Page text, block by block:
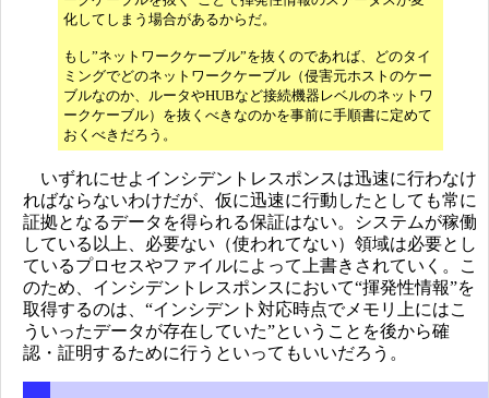
化してしまう場合があるからだ。
もし”ネットワークケーブル”を抜くのであれば、どのタイ
ミングでどのネットワークケーブル（侵害元ホストのケー
ブルなのか、ルータやHUBなど接続機器レベルのネットワ
ークケーブル）を抜くべきなのかを事前に手順書に定めて
おくべきだろう。
いずれにせよインシデントレスポンスは迅速に行わなけ
ればならないわけだが、仮に迅速に行動したとしても常に
証拠となるデータを得られる保証はない。システムが稼働
している以上、必要ない（使われてない）領域は必要とし
ているプロセスやファイルによって上書きされていく。こ
のため、インシデントレスポンスにおいて“揮発性情報”を
取得するのは、“インシデント対応時点でメモリ上にはこ
ういったデータが存在していた”ということを後から確
認・証明するために行うといってもいいだろう。